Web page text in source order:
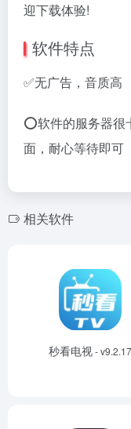
迎下载体验!
软件特点
✅无广告，音质高
⭕软件的服务器很
面，耐心等待即可
相关软件
秒看电视- v9.2.17